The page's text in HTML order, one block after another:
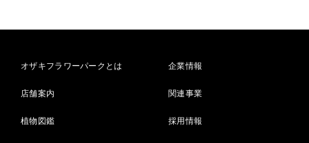
オザキフラワーパークとは
店舗案内
植物図鑑
企業情報
関連事業
採用情報